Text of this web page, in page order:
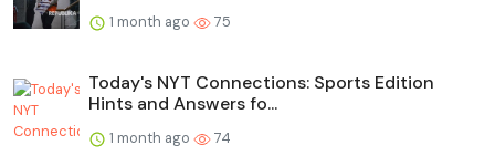
1 month ago 75
Today's NYT Connections: Sports Edition
Hints and Answers fo...
1 month ago 74